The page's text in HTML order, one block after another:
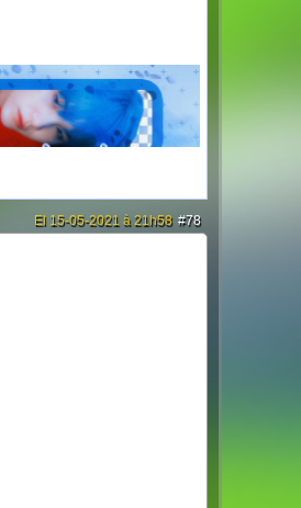
#78
El 15-05-2021 à 21h58